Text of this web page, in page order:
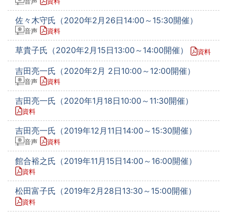
佐々木守氏（2020年2月26日14:00～15:30開催）
音声 資料
草貴子氏（2020年2月15日13:00～14:00開催） 資料
吉田亮一氏（2020年2月 2日10:00～12:00開催）
音声 資料
吉田亮一氏（2020年1月18日10:00～11:30開催）
資料
吉田亮一氏（2019年12月11日14:00～15:30開催）
音声 資料
館合裕之氏（2019年11月15日14:00～16:00開催）
資料
松田富子氏（2019年2月28日13:30～15:00開催）
資料